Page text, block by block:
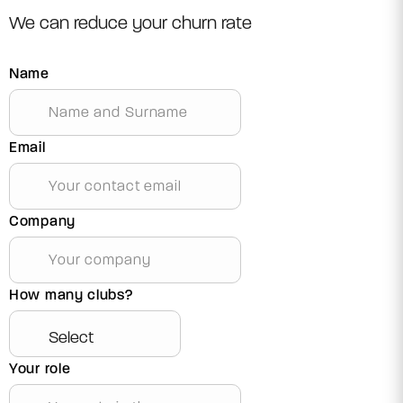
We can reduce your churn rate
Name
Email
Company
How many clubs?
Your role